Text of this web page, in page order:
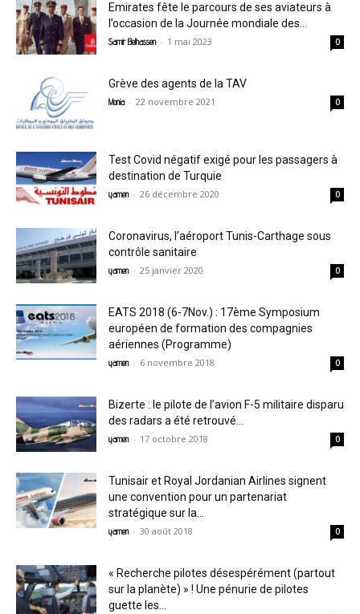
Emirates fête le parcours de ses aviateurs à
l’occasion de la Journée mondiale des...
Samir Belhassen - 1 mai 2023 0
Grève des agents de la TAV
Monia - 22 novembre 2021 0
Test Covid négatif exigé pour les passagers à
destination de Turquie
yamen - 26 décembre 2020 0
Coronavirus, l’aéroport Tunis-Carthage sous
contrôle sanitaire
yamen - 25 janvier 2020 0
EATS 2018 (6-7Nov.) : 17ème Symposium
européen de formation des compagnies
aériennes (Programme)
yamen - 6 novembre 2018 0
Bizerte : le pilote de l’avion F-5 militaire disparu
des radars a été retrouvé...
yamen - 17 octobre 2018 0
Tunisair et Royal Jordanian Airlines signent
une convention pour un partenariat
stratégique sur la...
yamen - 30 août 2018 0
« Recherche pilotes désespérément (partout
sur la planète) » ! Une pénurie de pilotes
guette les...